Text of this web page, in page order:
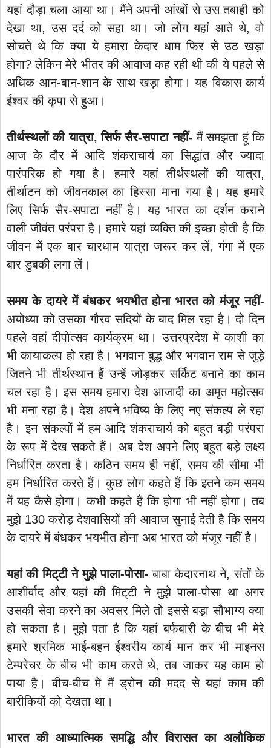
यहां दौड़ा चला आया था। मैंने अपनी आंखों से उस तबाही को
देखा था, उस दर्द को सहा था। जो लोग यहां आते थे, वो
सोचते थे कि क्या ये हमारा केदार धाम फिर से उठ खड़ा
होगा? लेकिन मेरे भीतर की आवाज कह रही थी की ये पहले से
अधिक आन-बान-शान के साथ खड़ा होगा। यह विकास कार्य
ईश्वर की कृपा से हुआ।
तीर्थस्थलों की यात्रा, सिर्फ सैर-सपाटा नहीं-मैं समझता हूं कि
आज के दौर में आदि शंकराचार्य का सिद्धांत और ज्यादा
पारंपरिक हो गया है। हमारे यहां तीर्थस्थलों की यात्रा,
तीर्थाटन को जीवनकाल का हिस्सा माना गया है। यह हमारे
लिए सिर्फ सैर-सपाटा नहीं है। यह भारत का दर्शन कराने
वाली जीवंत परंपरा है। हमारे यहां व्यक्ति की इच्छा होती है कि
जीवन में एक बार चारधाम यात्रा जरूर कर लें, गंगा में एक
बार डुबकी लगा लें।
समय के दायरे में बंधकर भयभीत होना भारत को मंजूर नहीं-
अयोध्या को उसका गौरव सदियों के बाद मिल रहा है। दो दिन
पहले वहां दीपोत्सव कार्यक्रम था। उत्तरप्रदेश में काशी का
भी कायाकल्प हो रहा है। भगवान बुद्ध और भगवान राम से जुड़े
जितने भी तीर्थस्थान हैं उन्हें जोड़कर सर्किट बनाने का काम
चल रहा है। इस समय हमारा देश आजादी का अमृत महोत्सव
भी मना रहा है। देश अपने भविष्य के लिए नए संकल्प ले रहा
है। इन संकल्पों में हम आदि शंकराचार्य को बहुत बड़ी परंपरा
के रूप में देख सकते हैं। अब देश अपने लिए बहुत बड़े लक्ष्य
निर्धारित करता है। कठिन समय ही नहीं, समय की सीमा भी
हम निर्धारित करते हैं। कुछ लोग कहते हैं कि इतने कम समय
में यह कैसे होगा। कभी कहते हैं कि होगा भी नहीं होगा। तब
मुझे 130 करोड़ देशवासियों की आवाज सुनाई देती है कि समय
के दायरे में बंधकर भयभीत होना अब भारत को मंजूर नहीं है।
यहां की मिट्‌टी ने मुझे पाला-पोसा-बाबा केदारनाथ ने, संतों के
आशीर्वाद और यहां की मिट्‌टी ने मुझे पाला-पोसा था अगर
उसकी सेवा करने का अवसर मिले तो इससे बड़ा सौभाग्य क्या
हो सकता है। मुझे पता है कि यहां बर्फबारी के बीच भी मेरे
हमारे श्रमिक भाई-बहन ईश्वरीय कार्य मान कर भी माइनस
टेम्परेचर के बीच भी काम करते थे, तब जाकर यह काम हो
पाया है। बीच-बीच में मैं ड्रोन की मदद से यहां काम की
बारीकियों को देखता था।
भारत की आध्यात्मिक समद्धि और विरासत का अलौकिक